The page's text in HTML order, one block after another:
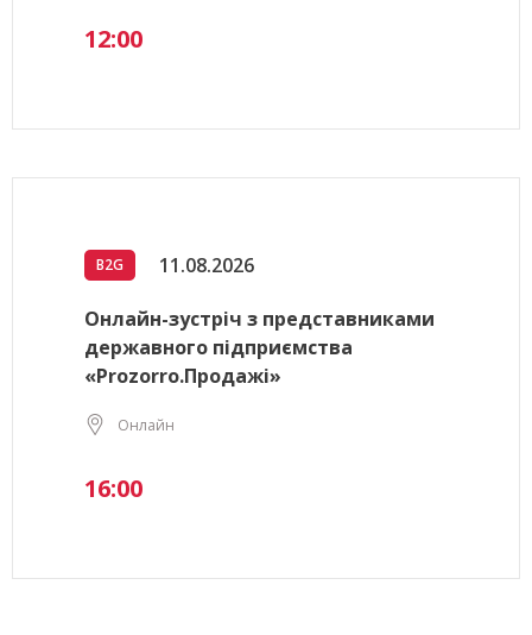
12:00
B2G 11.08.2026
Онлайн-зустріч з представниками
державного підприємства
«Prozorro.Продажі»
Онлайн
16:00